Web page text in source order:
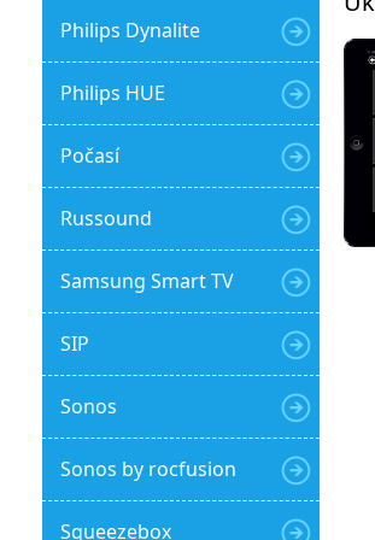
Philips Dynalite
Philips HUE
Počasí
Russound
Samsung Smart TV
SIP
Sonos
Sonos by rocfusion
Squeezebox